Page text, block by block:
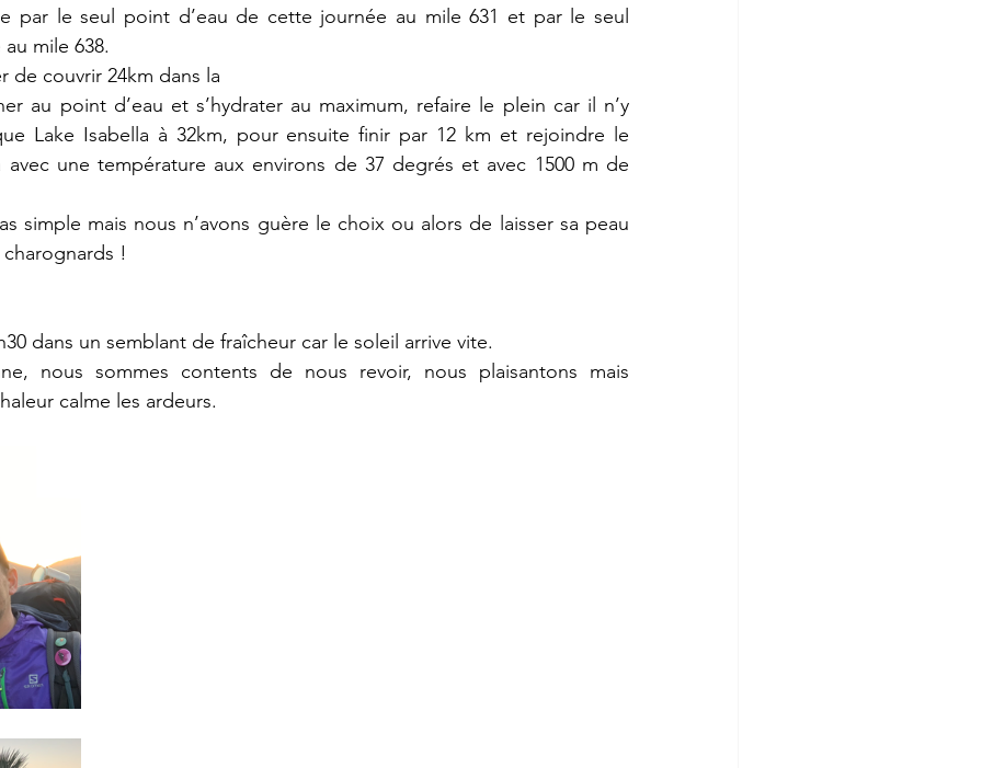
par le seul point d’eau de cette journée au mile 631 et par le seul
mile 638.
de couvrir 24km dans la
au point d’eau et s’hydrater au maximum, refaire le plein car il n’y
Lake Isabella à 32km, pour ensuite finir par 12 km et rejoindre le
avec une température aux environs de 37 degrés et avec 1500 m de
simple mais nous n’avons guère le choix ou alors de laisser sa peau
!
dans un semblant de fraîcheur car le soleil arrive vite.
nous sommes contents de nous revoir, nous plaisantons mais
calme les ardeurs.